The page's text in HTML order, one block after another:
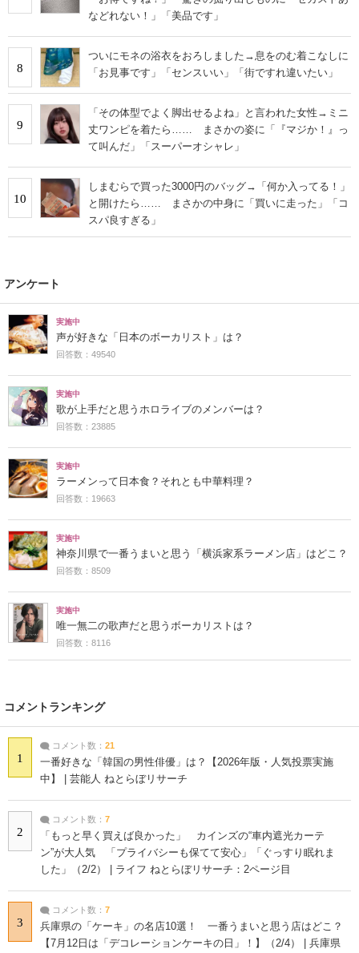
などれない！」「美品です」
8
ついにモネの浴衣をおろしました→息をのむ着こなしに
「お見事です」「センスいい」「街ですれ違いたい」
9
「その体型でよく脚出せるよね」と言われた女性→ミニ
丈ワンピを着たら…… まさかの姿に「『マジか！』っ
て叫んだ」「スーパーオシャレ」
10
しまむらで買った3000円のバッグ→「何か入ってる！」
と開けたら…… まさかの中身に「買いに走った」「コ
スパ良すぎる」
アンケート
実施中
声が好きな「日本のボーカリスト」は？
回答数：49540
実施中
歌が上手だと思うホロライブのメンバーは？
回答数：23885
実施中
ラーメンって日本食？それとも中華料理？
回答数：19663
実施中
神奈川県で一番うまいと思う「横浜家系ラーメン店」はどこ？
回答数：8509
実施中
唯一無二の歌声だと思うボーカリストは？
回答数：8116
コメントランキング
1
コメント数： 21
一番好きな「韓国の男性俳優」は？【2026年版・人気投票実施
中】 | 芸能人 ねとらぼリサーチ
2
コメント数： 7
「もっと早く買えば良かった」 カインズの“車内遮光カーテ
ン”が大人気 「プライバシーも保てて安心」「ぐっすり眠れま
した」（2/2） | ライフ ねとらぼリサーチ：2ページ目
3
コメント数： 7
兵庫県の「ケーキ」の名店10選！ 一番うまいと思う店はどこ？
【7月12日は「デコレーションケーキの日」！】（2/4） | 兵庫県